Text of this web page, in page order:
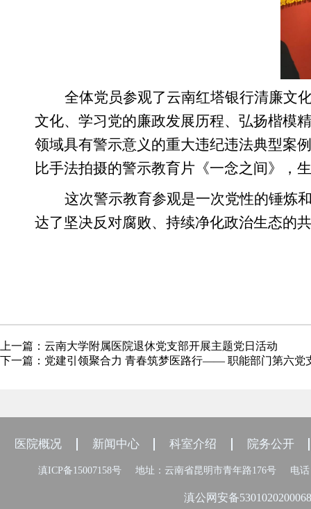
全体党员参观了云南红塔银行清廉文
文化、学习党的廉政发展历程、弘扬楷模
领域具有警示意义的重大违纪违法典型案
比手法拍摄的警示教育片《一念之间》，
这次警示教育参观是一次党性的锤炼
达了坚决反对腐败、持续净化政治生态的
上一篇： 云南大学附属医院退休党支部开展主题党日活动
下一篇： 党建引领聚合力 青春筑梦医路行—— 职能部门第六党
医院概况 新闻中心 科室介绍 院务公开
滇ICP备15007158号 地址：云南省昆明市青年路176号 电话
滇公网安备